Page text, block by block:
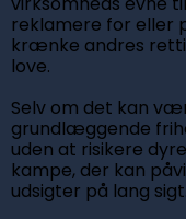
reklamere for eller
krænke andres
love.
Selv om det kan
grundlæggende
uden at risikere
kampe, der kan
udsigter på lang sigt.